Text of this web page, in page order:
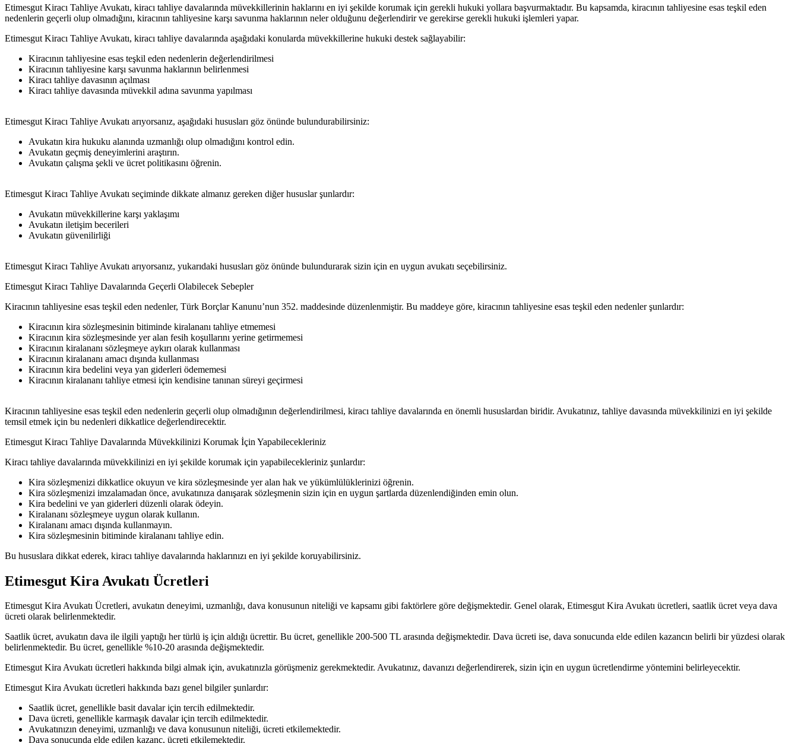
Etimesgut Kiracı Tahliye Avukatı, kiracı tahliye davalarında müvekkillerinin haklarını en iyi şekilde korumak için gerekli hukuki yollara başvurmaktadır. Bu kapsamda, kiracının tahliyesine esas teşkil eden
nedenlerin geçerli olup olmadığını, kiracının tahliyesine karşı savunma haklarının neler olduğunu değerlendirir ve gerekirse gerekli hukuki işlemleri yapar.
Etimesgut Kiracı Tahliye Avukatı, kiracı tahliye davalarında aşağıdaki konularda müvekkillerine hukuki destek sağlayabilir:
Kiracının tahliyesine esas teşkil eden nedenlerin değerlendirilmesi
Kiracının tahliyesine karşı savunma haklarının belirlenmesi
Kiracı tahliye davasının açılması
Kiracı tahliye davasında müvekkil adına savunma yapılması
Etimesgut Kiracı Tahliye Avukatı arıyorsanız, aşağıdaki hususları göz önünde bulundurabilirsiniz:
Avukatın kira hukuku alanında uzmanlığı olup olmadığını kontrol edin.
Avukatın geçmiş deneyimlerini araştırın.
Avukatın çalışma şekli ve ücret politikasını öğrenin.
Etimesgut Kiracı Tahliye Avukatı seçiminde dikkate almanız gereken diğer hususlar şunlardır:
Avukatın müvekkillerine karşı yaklaşımı
Avukatın iletişim becerileri
Avukatın güvenilirliği
Etimesgut Kiracı Tahliye Avukatı arıyorsanız, yukarıdaki hususları göz önünde bulundurarak sizin için en uygun avukatı seçebilirsiniz.
Etimesgut Kiracı Tahliye Davalarında Geçerli Olabilecek Sebepler
Kiracının tahliyesine esas teşkil eden nedenler, Türk Borçlar Kanunu’nun 352. maddesinde düzenlenmiştir. Bu maddeye göre, kiracının tahliyesine esas teşkil eden nedenler şunlardır:
Kiracının kira sözleşmesinin bitiminde kiralananı tahliye etmemesi
Kiracının kira sözleşmesinde yer alan fesih koşullarını yerine getirmemesi
Kiracının kiralananı sözleşmeye aykırı olarak kullanması
Kiracının kiralananı amacı dışında kullanması
Kiracının kira bedelini veya yan giderleri ödememesi
Kiracının kiralananı tahliye etmesi için kendisine tanınan süreyi geçirmesi
Kiracının tahliyesine esas teşkil eden nedenlerin geçerli olup olmadığının değerlendirilmesi, kiracı tahliye davalarında en önemli hususlardan biridir. Avukatınız, tahliye davasında müvekkilinizi en iyi şekilde
temsil etmek için bu nedenleri dikkatlice değerlendirecektir.
Etimesgut Kiracı Tahliye Davalarında Müvekkilinizi Korumak İçin Yapabilecekleriniz
Kiracı tahliye davalarında müvekkilinizi en iyi şekilde korumak için yapabilecekleriniz şunlardır:
Kira sözleşmenizi dikkatlice okuyun ve kira sözleşmesinde yer alan hak ve yükümlülüklerinizi öğrenin.
Kira sözleşmenizi imzalamadan önce, avukatınıza danışarak sözleşmenin sizin için en uygun şartlarda düzenlendiğinden emin olun.
Kira bedelini ve yan giderleri düzenli olarak ödeyin.
Kiralananı sözleşmeye uygun olarak kullanın.
Kiralananı amacı dışında kullanmayın.
Kira sözleşmesinin bitiminde kiralananı tahliye edin.
Bu hususlara dikkat ederek, kiracı tahliye davalarında haklarınızı en iyi şekilde koruyabilirsiniz.
Etimesgut Kira Avukatı Ücretleri
Etimesgut Kira Avukatı Ücretleri, avukatın deneyimi, uzmanlığı, dava konusunun niteliği ve kapsamı gibi faktörlere göre değişmektedir. Genel olarak, Etimesgut Kira Avukatı ücretleri, saatlik ücret veya dava
ücreti olarak belirlenmektedir.
Saatlik ücret, avukatın dava ile ilgili yaptığı her türlü iş için aldığı ücrettir. Bu ücret, genellikle 200-500 TL arasında değişmektedir. Dava ücreti ise, dava sonucunda elde edilen kazancın belirli bir yüzdesi olarak
belirlenmektedir. Bu ücret, genellikle %10-20 arasında değişmektedir.
Etimesgut Kira Avukatı ücretleri hakkında bilgi almak için, avukatınızla görüşmeniz gerekmektedir. Avukatınız, davanızı değerlendirerek, sizin için en uygun ücretlendirme yöntemini belirleyecektir.
Etimesgut Kira Avukatı ücretleri hakkında bazı genel bilgiler şunlardır:
Saatlik ücret, genellikle basit davalar için tercih edilmektedir.
Dava ücreti, genellikle karmaşık davalar için tercih edilmektedir.
Avukatınızın deneyimi, uzmanlığı ve dava konusunun niteliği, ücreti etkilemektedir.
Dava sonucunda elde edilen kazanç, ücreti etkilemektedir.